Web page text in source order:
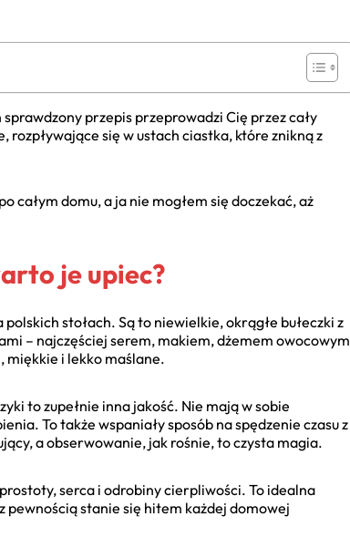
przepis przeprowadzi Cię przez cały
się w ustach ciastka, które znikną z
całym domu, a ja nie mogłem się doczekać, aż
je upiec?
stołach. Są to niewielkie, okrągłe bułeczki z
– najczęściej serem, makiem, dżemem owocowym
miękkie i lekko maślane.
to zupełnie inna jakość. Nie mają w sobie
To także wspaniały sposób na spędzenie czasu z
a obserwowanie, jak rośnie, to czysta magia.
serca i odrobiny cierpliwości. To idealna
pewnością stanie się hitem każdej domowej